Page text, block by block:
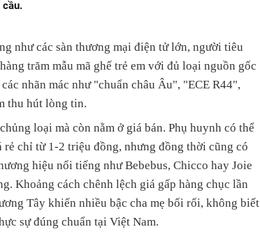
cầu.
như các sàn thương mại điện tử lớn, người tiêu
trăm mẫu mã ghế trẻ em với đủ loại nguồn gốc
nhãn mác như "chuẩn châu Âu", "ECE R44",
thu hút lòng tin.
loại mà còn nằm ở giá bán. Phụ huynh có thể
chỉ từ 1-2 triệu đồng, nhưng đồng thời cũng có
hiệu nổi tiếng như Bebebus, Chicco hay Joie
Khoảng cách chênh lệch giá gấp hàng chục lần
Tây khiến nhiều bậc cha mẹ bối rối, không biết
sự đúng chuẩn tại Việt Nam.